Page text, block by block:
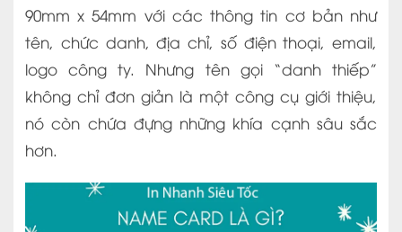
90mm x 54mm với các thông tin cơ bản như
tên, chức danh, địa chỉ, số điện thoại, email,
logo công ty. Nhưng tên gọi “danh thiếp”
không chỉ đơn giản là một công cụ giới thiệu,
nó còn chứa đựng những khía cạnh sâu sắc
hơn.